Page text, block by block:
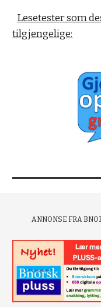
Lesetester som
tilgjengelige:
ANNONSE FRA